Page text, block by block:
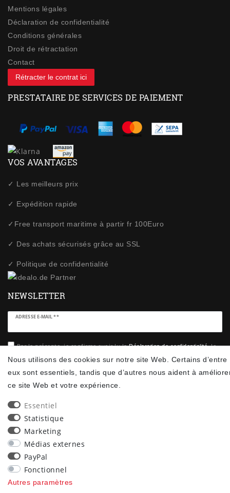
Mentions légales
Déclaration de confidentialité
Conditions générales
Droit de rétractation
Contact
Rétracter le contrat ici
PRESTATAIRE DE SERVICES DE PAIEMENT
VOS AVANTAGES
✓ Les meilleurs prix
✓ Expédition rapide
✓Free transport maritime à partir fr 100Euro
✓ Des achats sécurisés grâce au SSL
✓ Politique de confidentialité
NEWSLETTER
ADRESSE E-MAIL **
Ceres::Template.newsletterHoneypotLabel
Par la présente, je confirme avoir lu laDéclaration de confidentialité. Je
peux rétracter mon consentement à tout moment.**
S’abonner
90
trees were planted
Nous utilisons des cookies sur notre site Web. Certains d’entre
eux sont essentiels, tandis que d’autres nous aident à
ce site Web et votre expérience.
Essentiel
Statistique
Marketing
Médias externes
PayPal
Fonctionnel
Autres paramètres